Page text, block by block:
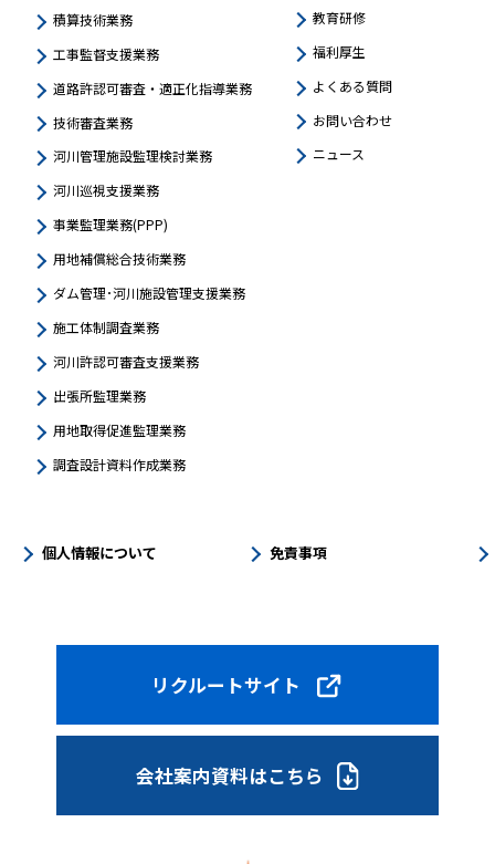
積算技術業務
工事監督支援業務
道路許認可審査・適正化指導業務
技術審査業務
河川管理施設監理検討業務
河川巡視支援業務
事業監理業務(PPP)
用地補償総合技術業務
ダム管理･河川施設管理支援業務
施工体制調査業務
河川許認可審査支援業務
出張所監理業務
用地取得促進監理業務
調査設計資料作成業務
教育研修
福利厚生
よくある質問
お問い合わせ
ニュース
個人情報について 免責事項
リクルートサイト
会社案内資料はこちら